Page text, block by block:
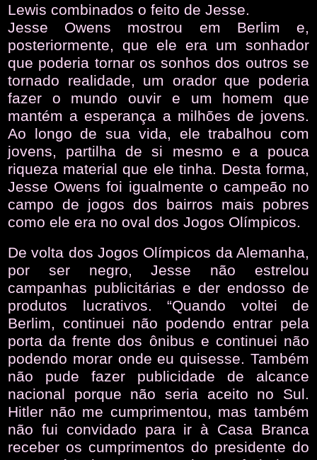
Lewis combinados o feito de Jesse.
Jesse Owens mostrou em Berlim e,
posteriormente, que ele era um sonhador
que poderia tornar os sonhos dos outros se
tornado realidade, um orador que poderia
fazer o mundo ouvir e um homem que
mantém a esperança a milhões de jovens.
Ao longo de sua vida, ele trabalhou com
jovens, partilha de si mesmo e a pouca
riqueza material que ele tinha. Desta forma,
Jesse Owens foi igualmente o campeão no
campo de jogos dos bairros mais pobres
como ele era no oval dos Jogos Olímpicos.
De volta dos Jogos Olímpicos da Alemanha,
por ser negro, Jesse não estrelou
campanhas publicitárias e der endosso de
produtos lucrativos. “Quando voltei de
Berlim, continuei não podendo entrar pela
porta da frente dos ônibus e continuei não
podendo morar onde eu quisesse. Também
não pude fazer publicidade de alcance
nacional porque não seria aceito no Sul.
Hitler não me cumprimentou, mas também
não fui convidado para ir à Casa Branca
receber os cumprimentos do presidente do